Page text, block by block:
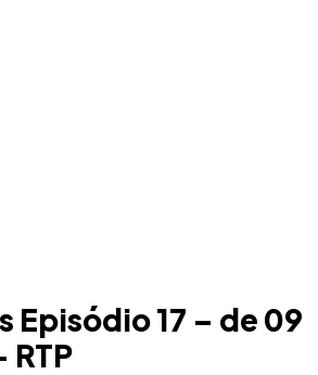
Episódio 17 – de 09
RTP